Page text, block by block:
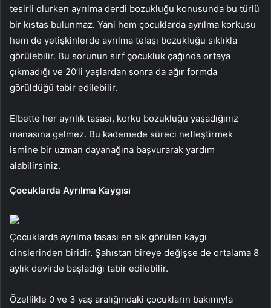
tesirli olurken ayrılma derdi bozukluğu konusunda bu türlü
bir kıstas bulunmaz. Yani hem çocuklarda ayrılma korkusu
hem de yetişkinlerde ayrılma telaşı bozukluğu sıklıkla
görülebilir. Bu sorunun sırf çocukluk çağında ortaya
çıkmadığı ve 20’li yaşlardan sonra da ağır formda
görüldüğü tabir edilebilir.
Elbette her ayrılık tasası, korku bozukluğu yaşadığınız
manasına gelmez. Bu kademede süreci netleştirmek
ismine bir uzman dayanağına başvurarak yardım
alabilirsiniz.
Çocuklarda Ayrılma Kaygısı
Çocuklarda ayrılma tasası en sık görülen kaygı
cinslerinden biridir. Şahıstan bireye değişse de ortalama 8
aylık devirde başladığı tabir edilebilir.
Özellikle 0 ve 3 yaş aralığındaki çocukların bakımıyla